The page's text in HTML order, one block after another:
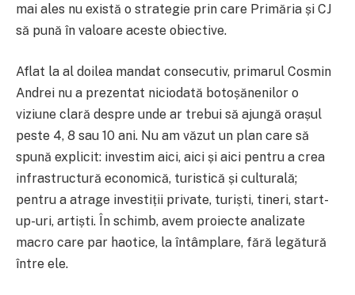
mai ales nu există o strategie prin care Primăria și CJ
să pună în valoare aceste obiective.
Aflat la al doilea mandat consecutiv, primarul Cosmin
Andrei nu a prezentat niciodată botoșănenilor o
viziune clară despre unde ar trebui să ajungă orașul
peste 4, 8 sau 10 ani. Nu am văzut un plan care să
spună explicit: investim aici, aici și aici pentru a crea
infrastructură economică, turistică și culturală;
pentru a atrage investiții private, turiști, tineri, start-
up-uri, artiști. În schimb, avem proiecte analizate
macro care par haotice, la întâmplare, fără legătură
între ele.